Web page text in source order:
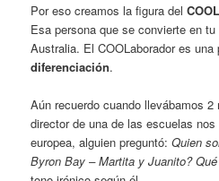
Por eso creamos la figura del
Esa persona que se convierte en
Australia. El COOLaborador es
diferenciación.
Aún recuerdo cuando llevábamos
director de una de las escuelas
europea, alguien preguntó:Quien
Byron Bay – Martita y Juanito?